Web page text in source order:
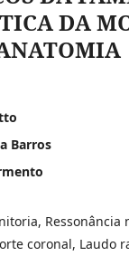
DA
Barros
Ressonância
coronal, Laudo